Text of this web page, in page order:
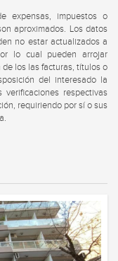
expensas, impuestos o
aproximados. Los datos
no estar actualizados a
lo cual pueden arrojar
los las facturas, títulos o
del interesado la
respectivas
requiriendo por sí o sus